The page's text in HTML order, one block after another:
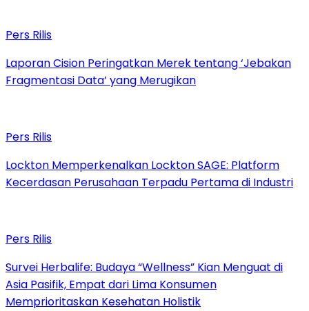
Pers Rilis
Laporan Cision Peringatkan Merek tentang ‘Jebakan
Fragmentasi Data’ yang Merugikan
Pers Rilis
Lockton Memperkenalkan Lockton SAGE: Platform
Kecerdasan Perusahaan Terpadu Pertama di Industri
Pers Rilis
Survei Herbalife: Budaya “Wellness” Kian Menguat di
Asia Pasifik, Empat dari Lima Konsumen
Memprioritaskan Kesehatan Holistik